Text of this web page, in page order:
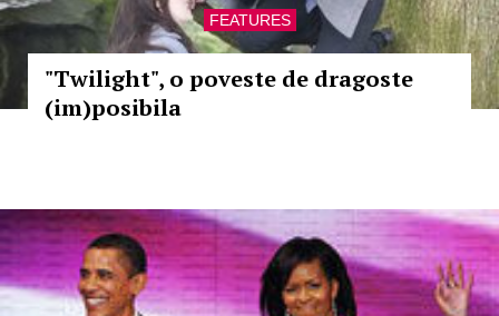
FEATURES
"Twilight", o poveste de dragoste
(im)posibila